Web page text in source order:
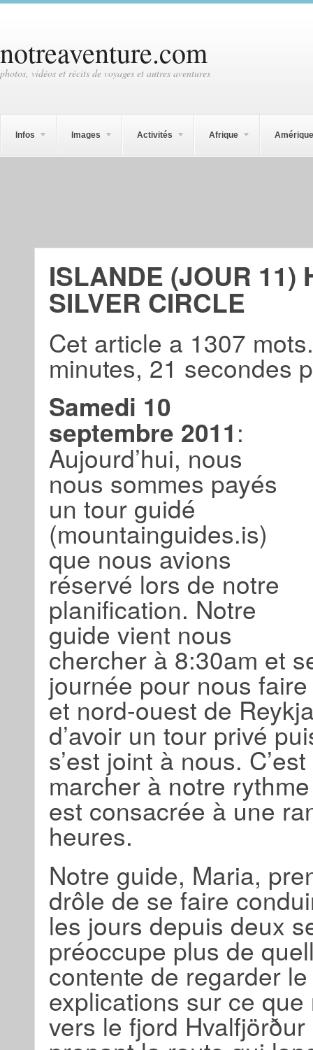
notreaventure.com
photos, vidéos et récits de voyages et autres aventures
Infos Images Activités Afrique Amérique
ISLANDE (JOUR 11)
SILVER CIRCLE
Cet article a 1307
minutes, 21 secondes
Samedi 10
septembre 2011:
Aujourd’hui, nous
nous sommes payés
un tour guidé
(mountainguides.is)
que nous avions
réservé lors de notre
planification. Notre
guide vient nous
chercher à 8:30am et
journée pour nous
et nord-ouest de
d’avoir un tour privé
s’est joint à nous.
marcher à notre
est consacrée à une
heures.
Notre guide, Maria,
drôle de se faire
les jours depuis deux
préoccupe plus de
contente de regarder
explications sur ce
vers le fjord